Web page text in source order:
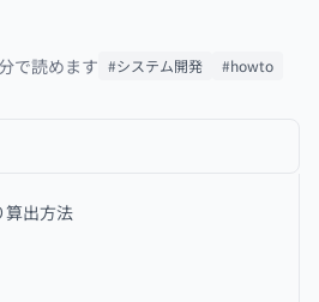
で読めます #システム開発 #howto
算出方法